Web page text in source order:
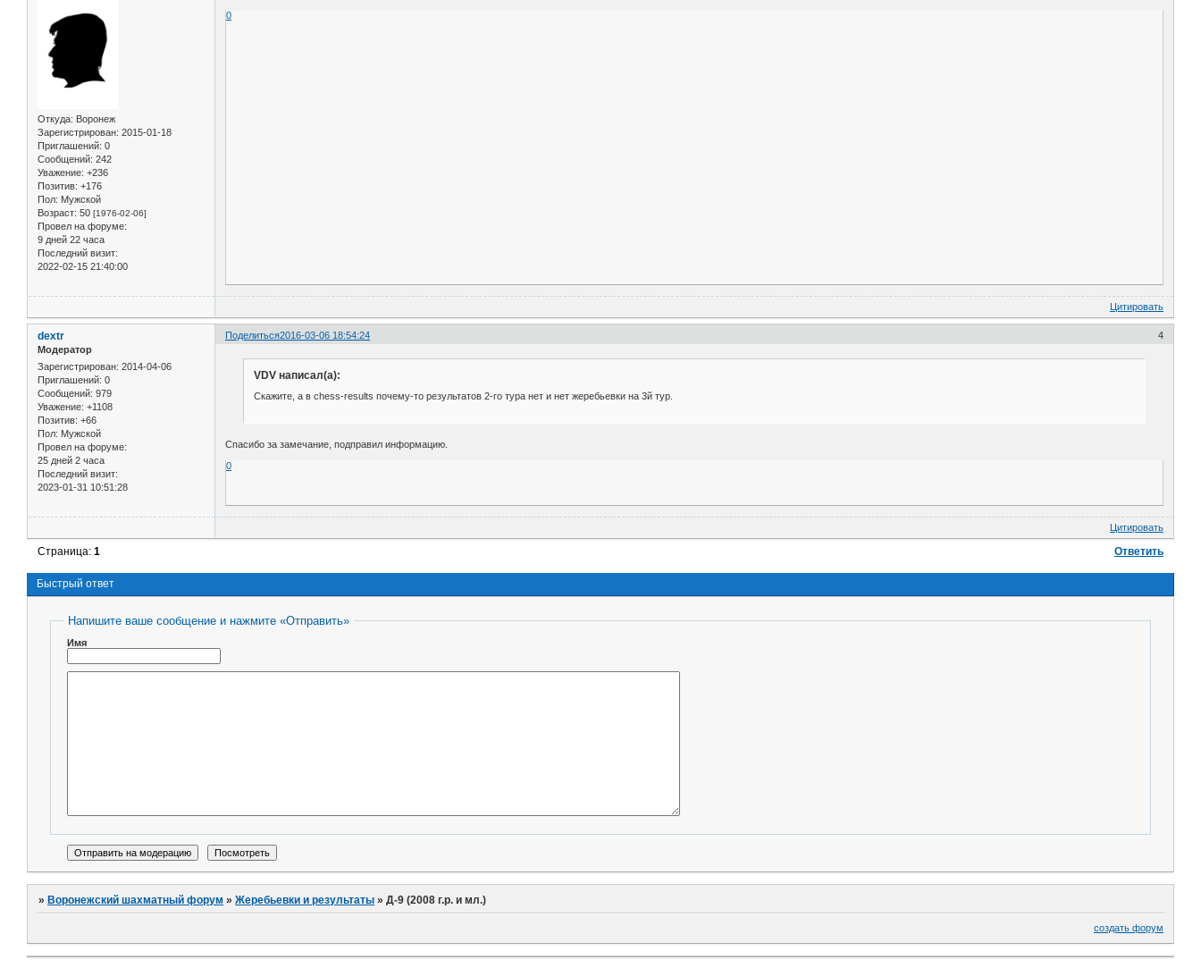
Откуда: Воронеж
Зарегистрирован: 2015-01-18
Приглашений: 0
Сообщений: 242
Уважение: +236
Позитив: +176
Пол: Мужской
Возраст: 50 [1976-02-06]
Провел на форуме:
9 дней 22 часа
Последний визит:
2022-02-15 21:40:00
0
Цитировать
Поделиться 4
2016-03-06 18:54:24
dextr
Модератор
Зарегистрирован: 2014-04-06
Приглашений: 0
Сообщений: 979
Уважение: +1108
Позитив: +66
Пол: Мужской
Провел на форуме:
25 дней 2 часа
Последний визит:
2023-01-31 10:51:28
VDV написал(а):
Скажите, а в chess-results почему-то результатов 2-го тура нет и нет жеребьевки на 3й тур.
Спасибо за замечание, подправил информацию.
0
Цитировать
Ответить
Страница:1
Быстрый ответ
Напишите ваше сообщение и нажмите «Отправить»
Имя
»Воронежский шахматный форум »Жеребьевки и результаты »Д-9 (2008 г.р. и мл.)
создать форум